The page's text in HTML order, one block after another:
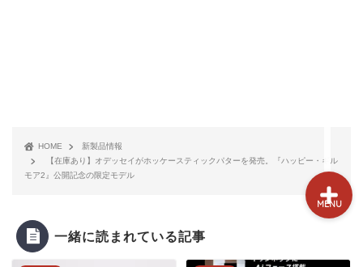
HOME
新製品情報
【在庫あり】オデッセイがホッケースティックパターを発売。『ハッピー・ギル
モア2』公開記念の限定モデル
一緒に読まれている記事
MENU